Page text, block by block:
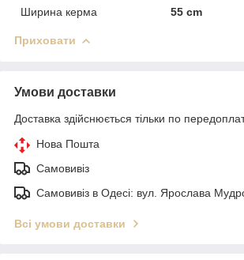
Ширина керма
55 cm
Приховати
Умови доставки
Доставка здійснюється тільки по
Нова Пошта
Самовивіз
Самовивіз в Одесі: вул. Ярослава
Всі умови доставки